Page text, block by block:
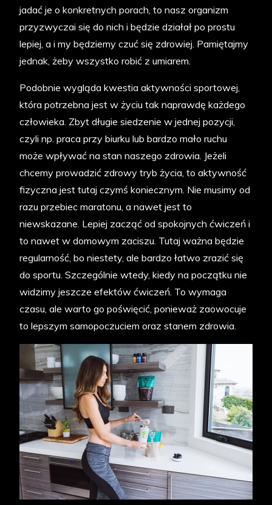
jadać je o konkretnych porach, to nasz organizm
przyzwyczai się do nich i będzie działał po prostu
lepiej, a i my będziemy czuć się zdrowiej. Pamiętajmy
jednak, żeby wszystko robić z umiarem.
Podobnie wygląda kwestia aktywności sportowej,
która potrzebna jest w życiu tak naprawdę każdego
człowieka. Zbyt długie siedzenie w jednej pozycji,
czyli np. praca przy biurku lub bardzo mało ruchu
może wpływać na stan naszego zdrowia. Jeżeli
chcemy prowadzić zdrowy tryb życia, to aktywność
fizyczna jest tutaj czymś koniecznym. Nie musimy od
razu przebiec maratonu, a nawet jest to
niewskazane. Lepiej zacząć od spokojnych ćwiczeń i
to nawet w domowym zaciszu. Tutaj ważna będzie
regularność, bo niestety, ale bardzo łatwo zrazić się
do sportu. Szczególnie wtedy, kiedy na początku nie
widzimy jeszcze efektów ćwiczeń. To wymaga
czasu, ale warto go poświęcić, ponieważ zaowocuje
to lepszym samopoczuciem oraz stanem zdrowia.